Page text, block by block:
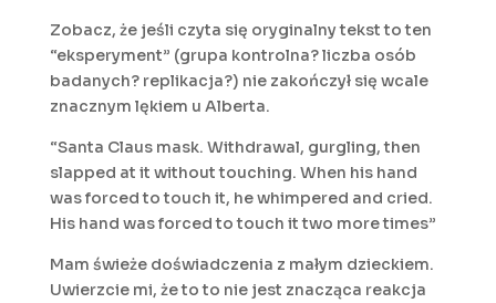
Zobacz, że jeśli czyta się oryginalny tekst to ten
“eksperyment” (grupa kontrolna? liczba osób
badanych? replikacja?) nie zakończył się wcale
znacznym lękiem u Alberta.
“Santa Claus mask. Withdrawal, gurgling, then
slapped at it without touching. When his hand
was forced to touch it, he whimpered and cried.
His hand was forced to touch it two more times”
Mam świeże doświadczenia z małym dzieckiem.
Uwierzcie mi, że to to nie jest znacząca reakcja